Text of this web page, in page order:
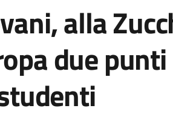
alla
due